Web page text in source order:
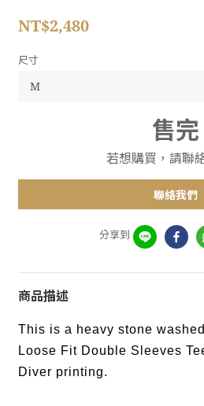
NT$2,480
尺寸
售完
若想購買，請聯
聯絡我們
分享到
商品描述
This is a heavy stone
Loose Fit Double Sleeves
Diver printing.